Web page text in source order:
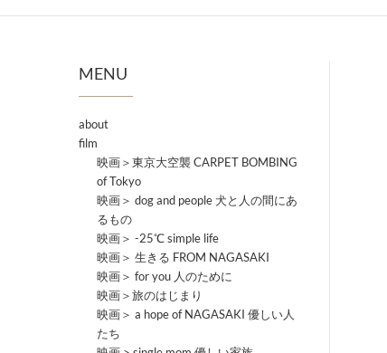
MENU
about
film
映画＞東京大空襲 CARPET BOMBING
of Tokyo
映画＞ dog and people 犬と人の間にあ
るもの
映画＞ -25℃ simple life
映画＞ 生きる FROM NAGASAKI
映画＞ for you 人のために
映画＞旅のはじまり
映画＞ a hope of NAGASAKI 優しい人
たち